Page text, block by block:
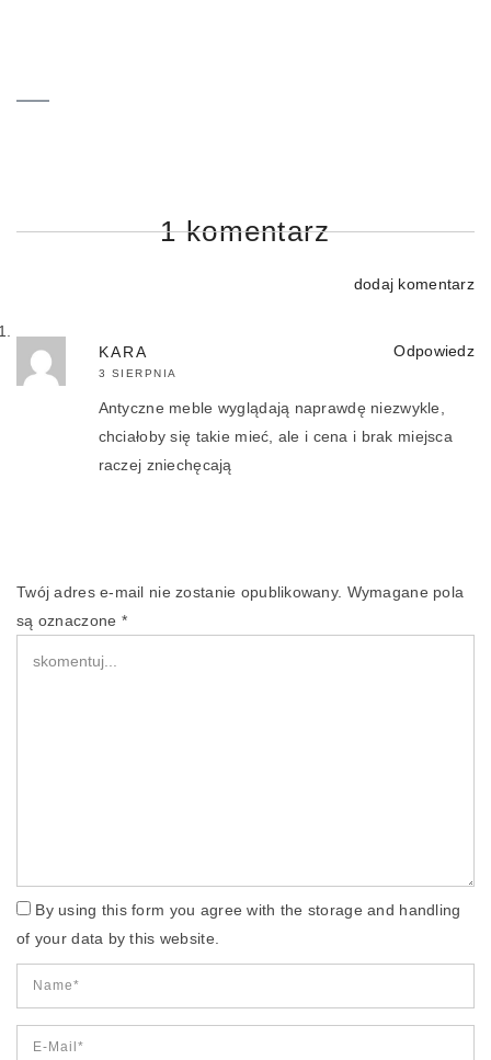
1 komentarz
dodaj komentarz
KARA
3 SIERPNIA
Odpowiedz
Antyczne meble wyglądają naprawdę niezwykle,
chciałoby się takie mieć, ale i cena i brak miejsca
raczej zniechęcają
Twój adres e-mail nie zostanie opublikowany. Wymagane pola
są oznaczone *
By using this form you agree with the storage and handling
of your data by this website.